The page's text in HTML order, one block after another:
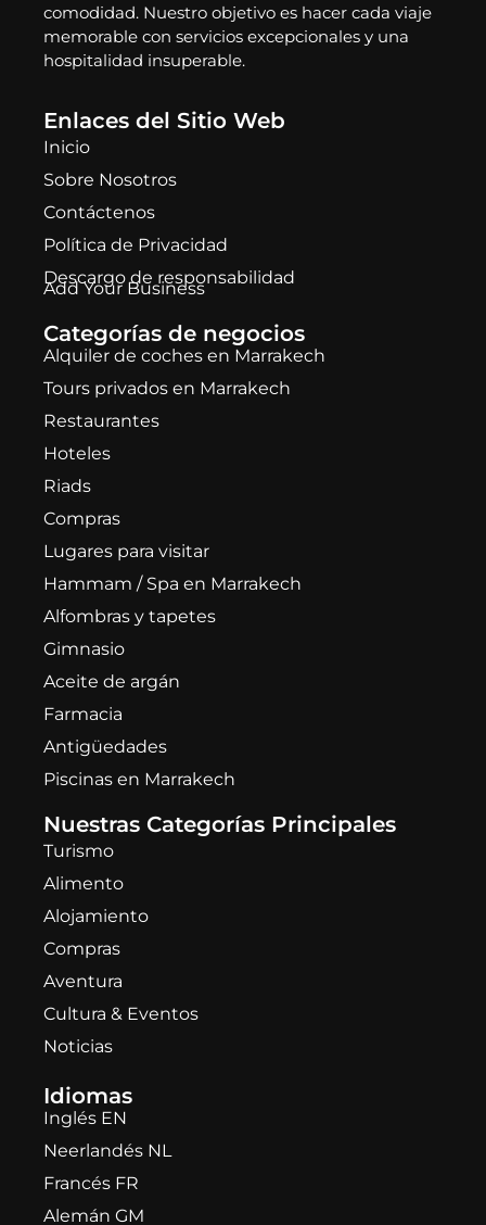
comodidad. Nuestro objetivo es hacer cada viaje
memorable con servicios excepcionales y una
hospitalidad insuperable.
Enlaces del Sitio Web
Inicio
Sobre Nosotros
Contáctenos
Política de Privacidad
Descargo de responsabilidad
Add Your Business
Categorías de negocios
Alquiler de coches en Marrakech
Tours privados en Marrakech
Restaurantes
Hoteles
Riads
Compras
Lugares para visitar
Hammam / Spa en Marrakech
Alfombras y tapetes
Gimnasio
Aceite de argán
Farmacia
Antigüedades
Piscinas en Marrakech
Nuestras Categorías Principales
Turismo
Alimento
Alojamiento
Compras
Aventura
Cultura & Eventos
Noticias
Idiomas
Inglés EN
Neerlandés NL
Francés FR
Alemán GM